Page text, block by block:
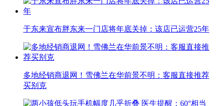
于东来宣布胖东来一门店将年底关掉：该店已运营25年
多地经销商退网！雪佛兰在华前景不明：客服直接推荐
买别克